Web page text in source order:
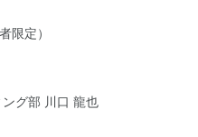
限定）
グ部 川口 龍也